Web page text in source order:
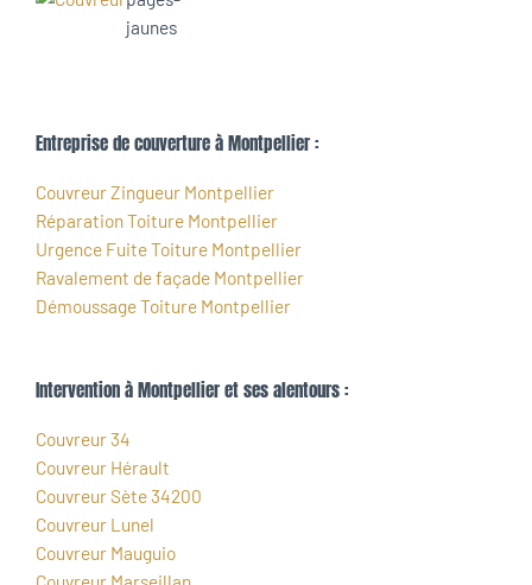
Entreprise de couverture à Montpellier :
Couvreur Zingueur Montpellier
Réparation Toiture Montpellier
Urgence Fuite Toiture Montpellier
Ravalement de façade Montpellier
Démoussage Toiture Montpellier
Intervention à Montpellier et ses alentours :
Couvreur 34
Couvreur Hérault
Couvreur Sète 34200
Couvreur Lunel
Couvreur Mauguio